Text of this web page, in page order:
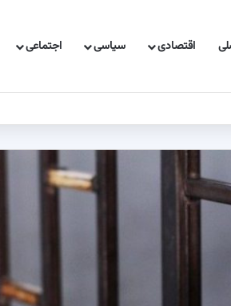
اقتصادی سیاسی اجتماعی